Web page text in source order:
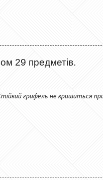
29 предметів.
грифель не кришиться